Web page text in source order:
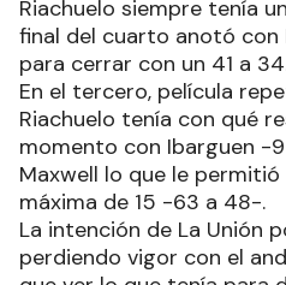
Riachuelo siempre tenía
final del cuarto anotó con
para cerrar con un 41 a
En el tercero, película
Riachuelo tenía con qué
momento con Ibarguen -
Maxwell lo que le
máxima de 15 -63 a 48-.
La intención de La Unión
perdiendo vigor con el